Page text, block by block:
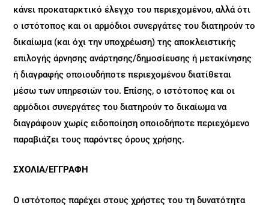
κάνει προκαταρκτικό έλεγχο του περιεχομένου, αλλά ότι
ο ιστότοπος και οι αρμόδιοι συνεργάτες του διατηρούν το
δικαίωμα (και όχι την υποχρέωση) της αποκλειστικής
επιλογής άρνησης ανάρτησης/δημοσίευσης ή μετακίνησης
ή διαγραφής οποιουδήποτε περιεχομένου διατίθεται
μέσω των υπηρεσιών του. Επίσης, ο ιστότοπος και οι
αρμόδιοι συνεργάτες του διατηρούν το δικαίωμα να
διαγράφουν χωρίς ειδοποίηση οποιοδήποτε περιεχόμενο
παραβιάζει τους παρόντες όρους χρήσης.
ΣΧΟΛΙΑ/ΕΓΓΡΑΦΗ
Ο ιστότοπος παρέχει στους χρήστες του τη δυνατότητα